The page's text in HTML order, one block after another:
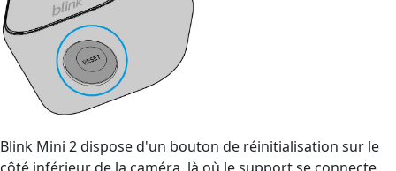
Blink Mini 2 dispose d'un bouton de réinitialisation sur le
côté inférieur de la caméra, là où le support se connecte.